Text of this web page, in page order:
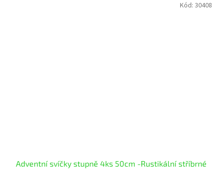
Adventní svíčky stupně 4ks 50cm -Rustikální stříbrné
Kód: 30408